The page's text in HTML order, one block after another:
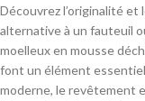
Découvrez l’originalité
alternative à un fauteuil
moelleux en mousse
font un élément
moderne, le revêtement